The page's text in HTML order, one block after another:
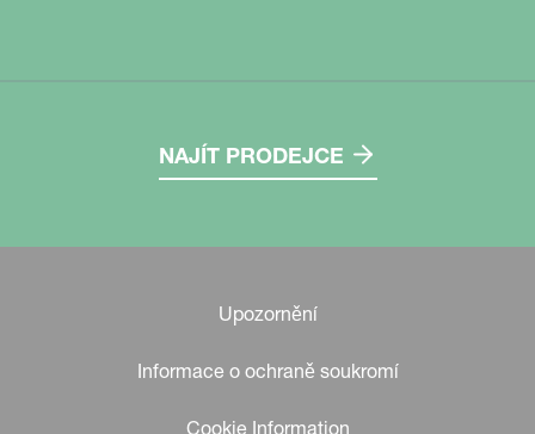
NAJÍT PRODEJCE
Upozornění
Informace o ochraně soukromí
Cookie Information